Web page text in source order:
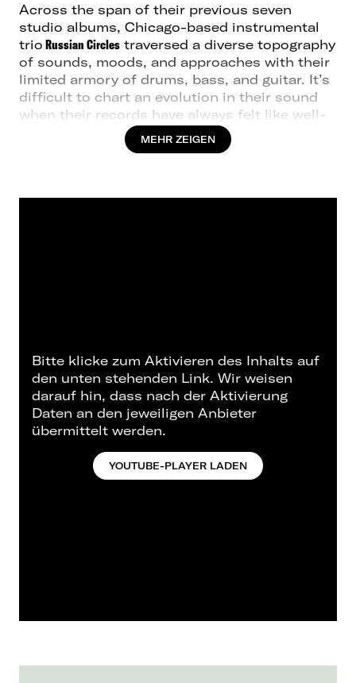
Across the span of their previous seven
studio albums, Chicago-based instrumental
trio Russian Circles traversed a diverse topography
of sounds, moods, and approaches with their
limited armory of drums, bass, and guitar. It’s
difficult to chart an evolution in their sound
when their records have always felt like well-
curated playlists. It wasn’t uncommon to hear
drone-heavy meditations, dazzling prog
noise rock all within the span of one album.
eschew the varied terrain of their past work
and bulldoze a path through the most
tumultuous and harrowing territory of their
sound.
As was the case for so many artists in the age
isolation forcedRussian Circlesto reevaluate their
writing process. Rather than crafting songs
excised in favor of the physically cathartic
MEHR ZEIGEN
Bitte klicke zum Aktivieren des Inhalts auf
den unten stehenden Link. Wir weisen
darauf hin, dass nach der Aktivierung
Daten an den jeweiligen Anbieter
übermittelt werden.
YOUTUBE-PLAYER LADEN